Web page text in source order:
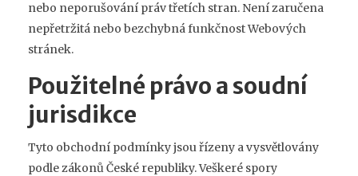
nebo neporušování práv třetích stran. Není zaručena
nepřetržitá nebo bezchybná funkčnost Webových
stránek.
Použitelné právo a soudní
jurisdikce
Tyto obchodní podmínky jsou řízeny a vysvětlovány
podle zákonů České republiky. Veškeré spory